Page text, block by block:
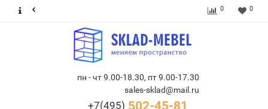
0 0
пн - чт 9.00-18.30, пт 9.00-17.30
sales-sklad@mail.ru
+7(495) 502-45-81